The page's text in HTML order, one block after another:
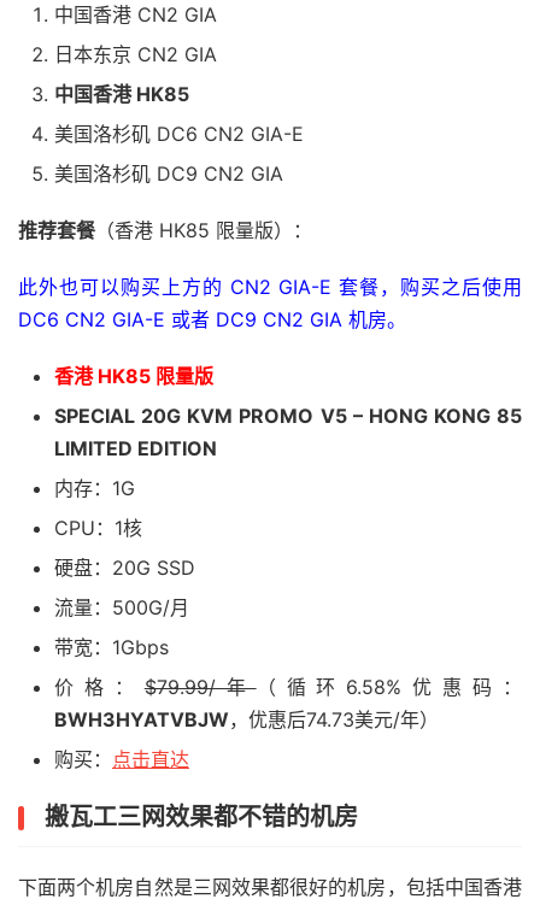
中国香港 CN2 GIA
日本东京 CN2 GIA
中国香港 HK85
美国洛杉矶 DC6 CN2 GIA-E
美国洛杉矶 DC9 CN2 GIA
推荐套餐 （香港 HK85 限量版）：
此外也可以购买上方的 CN2 GIA-E 套餐，购买之后使用
DC6 CN2 GIA-E 或者 DC9 CN2 GIA 机房。
香港 HK85 限量版
SPECIAL 20G KVM PROMO V5 – HONG KONG 85
LIMITED EDITION
内存：1G
CPU：1核
硬盘：20G SSD
流量：500G/月
带宽：1Gbps
价格：$79.99/年（循环6.58%优惠码：
BWH3HYATVBJW，优惠后74.73美元/年）
购买： 点击直达
搬瓦工三网效果都不错的机房
下面两个机房自然是三网效果都很好的机房，包括中国香港